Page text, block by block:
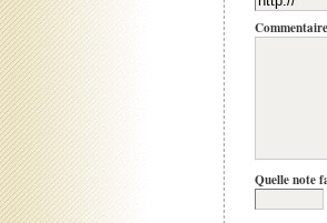
Quelle note